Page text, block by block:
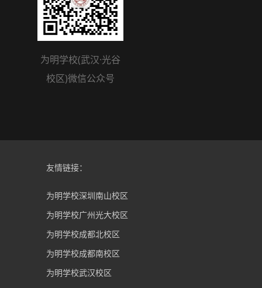
为明学校(武汉·光谷
校区)微信公众号
友情链接：
为明学校深圳南山校区
为明学校广州光大校区
为明学校成都北校区
为明学校成都南校区
为明学校武汉校区